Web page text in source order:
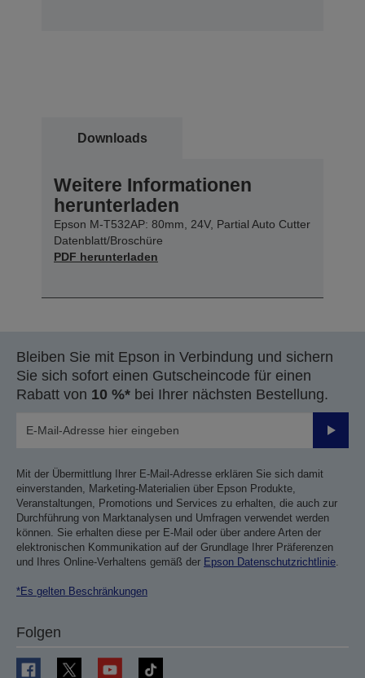
Downloads
Weitere Informationen
herunterladen
Epson M-T532AP: 80mm, 24V, Partial Auto Cutter
Datenblatt/Broschüre
PDF herunterladen
Bleiben Sie mit Epson in Verbindung und sichern
Sie sich sofort einen Gutscheincode für einen
Rabatt von 10 %* bei Ihrer nächsten Bestellung.
Mit der Übermittlung Ihrer E-Mail-Adresse erklären Sie sich damit
einverstanden, Marketing-Materialien über Epson Produkte,
Veranstaltungen, Promotions und Services zu erhalten, die auch zur
Durchführung von Marktanalysen und Umfragen verwendet werden
können. Sie erhalten diese per E-Mail oder über andere Arten der
elektronischen Kommunikation auf der Grundlage Ihrer Präferenzen
und Ihres Online-Verhaltens gemäß der Epson Datenschutzrichtlinie
*Es gelten Beschränkungen
Folgen